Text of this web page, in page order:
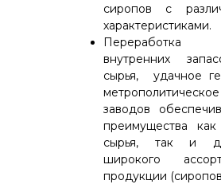
сиропов с
характеристиками.
Переработка
внутренних
сырья, удачное
заводов
преимущества
сырья, так и
широкого
продукции